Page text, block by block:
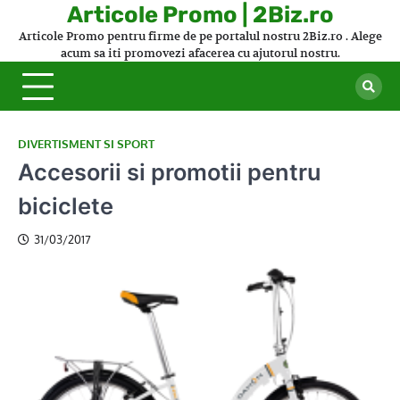
Articole Promo | 2Biz.ro
Articole Promo pentru firme de pe portalul nostru 2Biz.ro . Alege
acum sa iti promovezi afacerea cu ajutorul nostru.
DIVERTISMENT SI SPORT
Accesorii si promotii pentru
biciclete
31/03/2017